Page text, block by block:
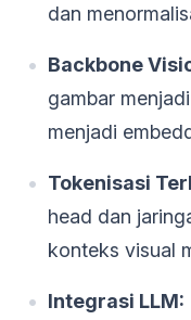
dan
Backbone
gambar
menjadi
Tokenisasi
head dan
konteks visual
Integrasi LLM: